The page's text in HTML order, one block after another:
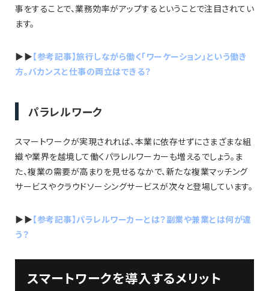
事をすることで、業務効率がアップするということで注目されてい
ます。
▶︎▶︎【参考記事】旅行しながら働く「ワーケーション」という働き
方。バカンスと仕事の両立はできる？
パラレルワーク
スマートワークが実現されれば、本業に依存せずにさまざまな組
織や業界を越境して働くパラレルワーカーも増えるでしょう。ま
た、複業の需要が高まりを見せるなかで、新たな複業マッチング
サービスやクラウドソーシングサービスが次々と登場しています。
▶︎▶︎【参考記事】パラレルワーカーとは？副業や兼業とは何が違
う？
スマートワークを導入するメリット